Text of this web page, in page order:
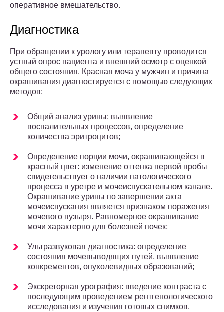
оперативное вмешательство.
Диагностика
При обращении к урологу или терапевту проводится
устный опрос пациента и внешний осмотр с оценкой
общего состояния. Красная моча у мужчин и причина
окрашивания диагностируется с помощью следующих
методов:
Общий анализ урины: выявление
воспалительных процессов, определение
количества эритроцитов;
Определение порции мочи, окрашивающейся в
красный цвет: изменение оттенка первой пробы
свидетельствует о наличии патологического
процесса в уретре и мочеиспускательном канале.
Окрашивание урины по завершении акта
мочеиспускания является признаком поражения
мочевого пузыря. Равномерное окрашивание
мочи характерно для болезней почек;
Ультразвуковая диагностика: определение
состояния мочевыводящих путей, выявление
конкрементов, опухолевидных образований;
Экскреторная урография: введение контраста с
последующим проведением рентгенологического
исследования и изучения готовых снимков.